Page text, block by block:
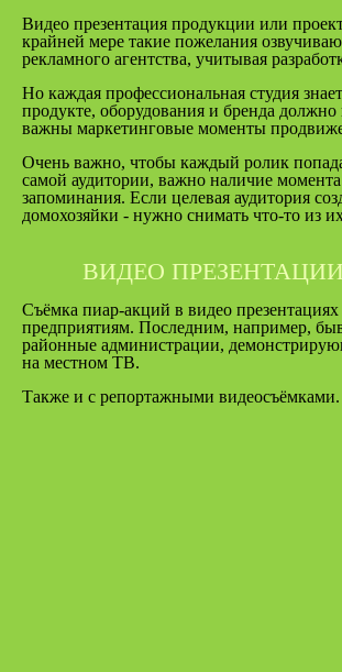
Видео презентация продукции или
крайней мере такие пожелания
рекламного агентства, учитывая
Но каждая профессиональная студия
продукте, оборудования и бренда
важны маркетинговые моменты
Очень важно, чтобы каждый ролик
самой аудитории, важно наличие
запоминания. Если целевая аудитория
домохозяйки - нужно снимать что-то из
ВИДЕО
Съёмка пиар-акций в видео
предприятиям. Последним, например,
районные администрации,
на местном ТВ.
Также и с репортажными